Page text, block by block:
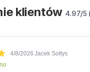
klientów 4.97/5